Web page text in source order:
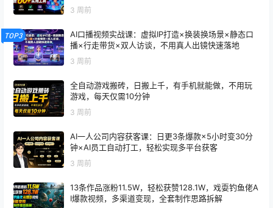
3 周前
TOP3
AI口播视频实战课：虚拟IP打造×换装换场景×静态口
播×行走带货×双人访谈，不用真人出镜快速落地
3 周前
全自动游戏搬砖，日搬上千，有手机就能做，不用玩
游戏，每天仅需10分钟
3 周前
AI一人公司内容获客课：日更3条爆款×5小时变30分
钟×AI员工自动打工，轻松实现多平台获客
3 周前
13条作品涨粉11.5W，轻松获赞128.1W，戏耍钓鱼佬A
I爆款视频，多渠道变现，全套制作思路拆解